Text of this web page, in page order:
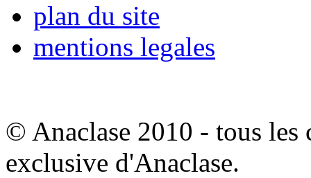
plan du site
mentions legales
© Anaclase 2010 - tous les
exclusive d'Anaclase.